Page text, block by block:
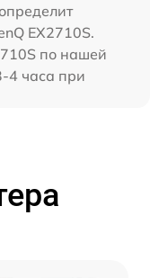
EX2710S.
по нашей
4 часа при